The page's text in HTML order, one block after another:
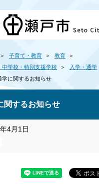
子育て・教育
教育
中学校・特別支援学校
入学・通学
学に関するお知らせ
関するお知らせ
4月1日